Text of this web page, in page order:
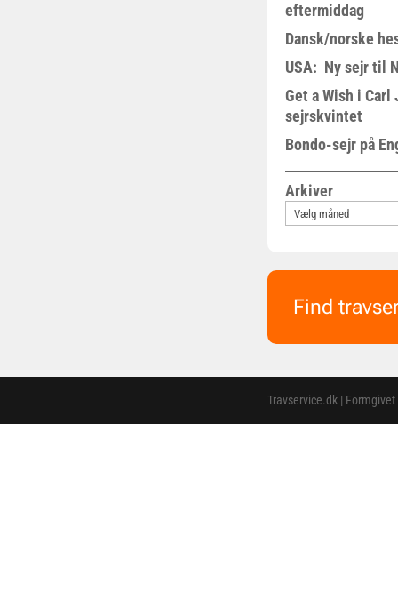
eftermiddag
Dansk/norske
USA: Ny sejr til
Get a Wish i Carl
sejrskvintet
Bondo-sejr på
Arkiver
Find
Travservice.dk |